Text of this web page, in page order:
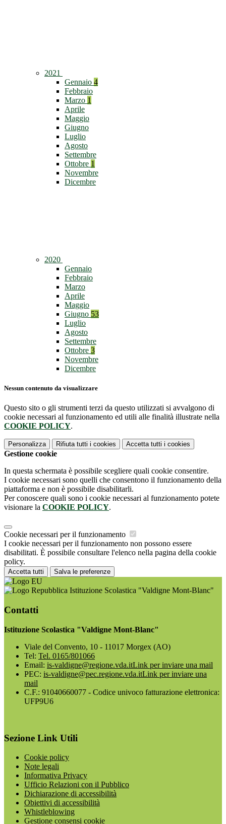
2021
Gennaio 4
Febbraio
Marzo 1
Aprile
Maggio
Giugno
Luglio
Agosto
Settembre
Ottobre 1
Novembre
Dicembre
2020
Gennaio
Febbraio
Marzo
Aprile
Maggio
Giugno 53
Luglio
Agosto
Settembre
Ottobre 3
Novembre
Dicembre
Nessun contenuto da visualizzare
Questo sito o gli strumenti terzi da questo utilizzati si avvalgono di
cookie necessari al funzionamento ed utili alle finalità illustrate nella
COOKIE POLICY.
Personalizza Rifiuta tutti i cookies Accetta tutti i cookies
Gestione cookie
In questa schermata è possibile scegliere quali cookie consentire.
I cookie necessari sono quelli che consentono il funzionamento della
piattaforma e non è possibile disabilitarli.
Per conoscere quali sono i cookie necessari al funzionamento potete
visionare la COOKIE POLICY.
Cookie necessari per il funzionamento
I cookie necessari per il funzionamento non possono essere
disabilitati. È possibile consultare l'elenco nella pagina della cookie
policy.
Accetta tutti Salva le preferenze
Istituzione Scolastica "Valdigne Mont-Blanc"
Contatti
Istituzione Scolastica "Valdigne Mont-Blanc"
Viale del Convento, 10 - 11017 Morgex (AO)
Tel: Tel. 0165/801066
Email: is-valdigne@regione.vda.itLink per inviare una mail
PEC: is-valdigne@pec.regione.vda.itLink per inviare una
mail
C.F.: 91040660077 - Codice univoco fatturazione elettronica:
UFP9U6
Sezione Link Utili
Cookie policy
Note legali
Informativa Privacy
Ufficio Relazioni con il Pubblico
Dichiarazione di accessibilità
Obiettivi di accessibilità
Whistleblowing
Gestione consensi cookie